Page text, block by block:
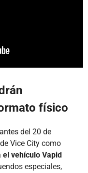
físico
del 20 de
Vice City como
vehículo Vapid
especiales,